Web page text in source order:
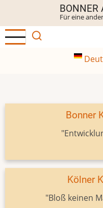
Inhalt
BONNER
Für eine
Bonner
Kölner
"Bloß keinen